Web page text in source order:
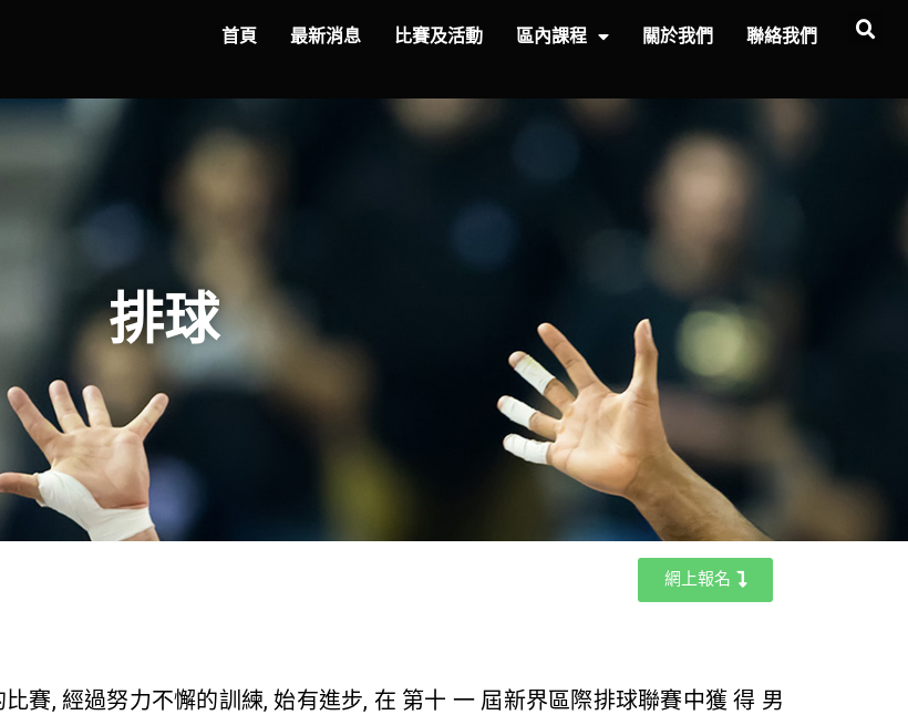
首頁 最新消息 比賽及活動 區內課程 關於我們 聯絡我們
排球
網上報名
賽, 經過努力不懈的訓練, 始有進步, 在 第十 一 屆新界區際排球聯賽中獲 得 男